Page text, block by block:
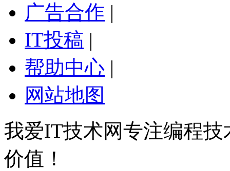
广告合作 |
IT投稿 |
帮助中心 |
网站地图
我爱IT技术网专注编程
价值！